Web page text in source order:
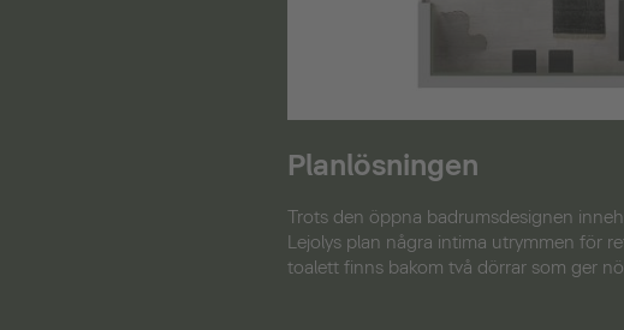
Planlösningen
Trots den öppna badrumsdesignen
Lejolys plan några intima utrymmen för
toalett finns bakom två dörrar som ger